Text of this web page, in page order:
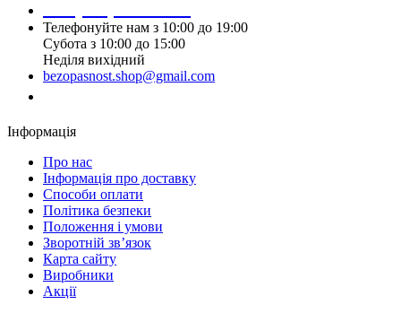
Телефонуйте нам з 10:00 до 19:00
Субота з 10:00 до 15:00
Неділя вихідний
bezopasnost.shop@gmail.com
Інформація
Про нас
Iнформація про доставку
Способи оплати
Політика безпеки
Положення і умови
Зворотній зв’язок
Карта сайту
Виробники
Акції